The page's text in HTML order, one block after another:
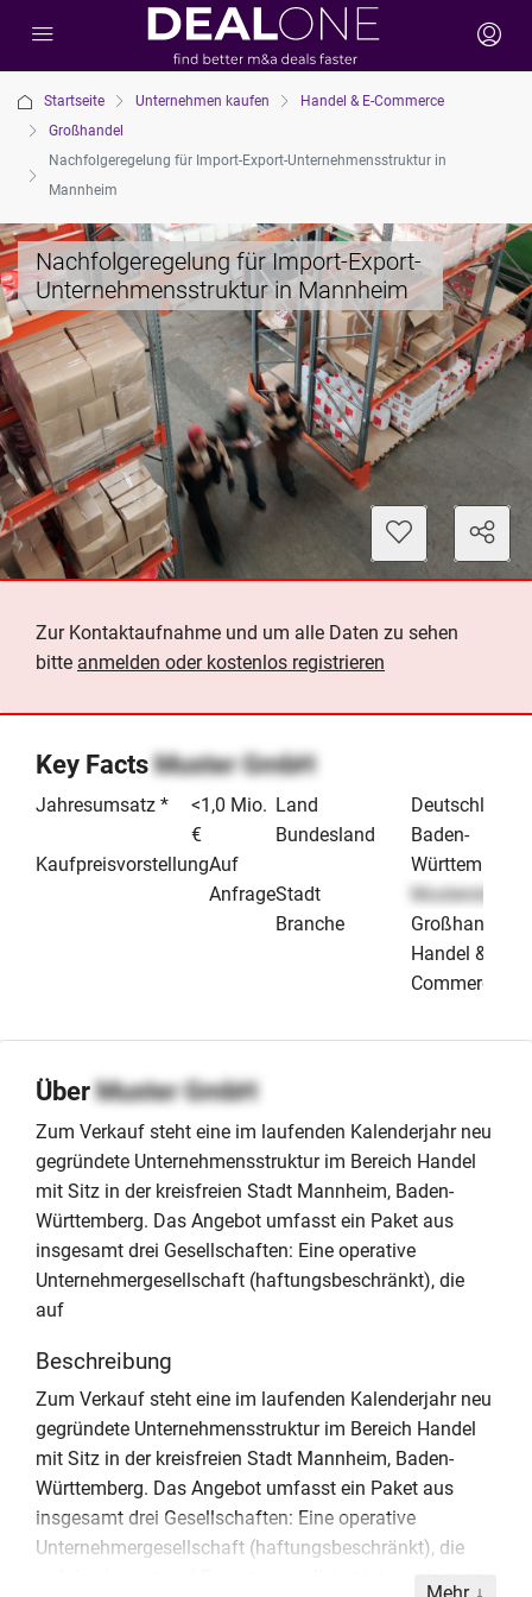
Startseite Unternehmen kaufen
Handel & E-Commerce
Großhandel
Nachfolgeregelung für Import-Export-Unternehmensstruktur in
Mannheim
Nachfolgeregelung für Import-Export-
Unternehmensstruktur in Mannheim
Zur Kontaktaufnahme und um alle Daten zu sehen
bitte anmelden oder kostenlos registrieren
Key FactsMuster GmbH
Jahresumsatz *
<1,0 Mio.
€
KaufpreisvorstellungAuf
Anfrage
Land
Deutschland
Bundesland
Baden-
Württemberg
Stadt
Musterstadt
Branche
Großhandel
Handel & E-
Commerce
ÜberMuster GmbH
Zum Verkauf steht eine im laufenden Kalenderjahr neu
gegründete Unternehmensstruktur im Bereich Handel
mit Sitz in der kreisfreien Stadt Mannheim, Baden-
Württemberg. Das Angebot umfasst ein Paket aus
insgesamt drei Gesellschaften: Eine operative
Unternehmergesellschaft (haftungsbeschränkt), die
auf
Beschreibung
Zum Verkauf steht eine im laufenden Kalenderjahr neu
gegründete Unternehmensstruktur im Bereich Handel
mit Sitz in der kreisfreien Stadt Mannheim, Baden-
Württemberg. Das Angebot umfasst ein Paket aus
insgesamt drei Gesellschaften: Eine operative
Unternehmergesellschaft (haftungsbeschränkt), die